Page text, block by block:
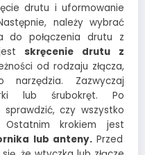
drutu i uformowanie
należy wybrać
do połączenia drutu z
skręcenie drutu z
od rodzaju złącza,
narzędzia. Zazwyczaj
lub śrubokręt. Po
sprawdzić, czy wszystko
krokiem jest
lub anteny.Przed